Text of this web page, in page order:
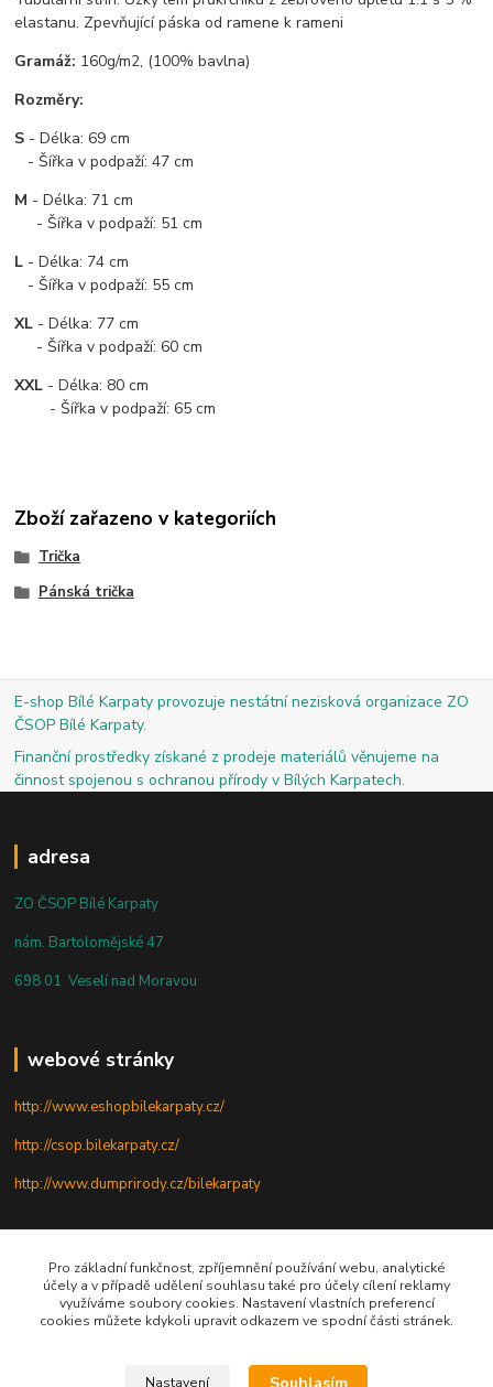
elastanu. Zpevňující páska od ramene k rameni
Gramáž: 160g/m2, (100% bavlna)
Rozměry:
S - Délka: 69 cm
- Šířka v podpaží: 47 cm
M - Délka: 71 cm
- Šířka v podpaží: 51 cm
L - Délka: 74 cm
- Šířka v podpaží: 55 cm
XL - Délka: 77 cm
- Šířka v podpaží: 60 cm
XXL - Délka: 80 cm
- Šířka v podpaží: 65 cm
Zboží zařazeno v kategoriích
Trička
Pánská trička
E-shop Bílé Karpaty provozuje nestátní nezisková organizace ZO
ČSOP Bílé Karpaty.
Finanční prostředky získané z prodeje materiálů věnujeme na
činnost spojenou s ochranou přírody v Bílých Karpatech.
adresa
ZO ČSOP Bílé Karpaty
nám. Bartolomějské 47
698 01 Veselí nad Moravou
webové stránky
http://www.eshopbilekarpaty.cz/
http://csop.bilekarpaty.cz/
http://www.dumprirody.cz/bilekarpaty
telefon
+420 725 437 882
Pro základní funkčnost, zpříjemnění používání webu, analytické
účely a v případě udělení souhlasu také pro účely cílení reklamy
využíváme soubory cookies. Nastavení vlastních preferencí
cookies můžete kdykoli upravit odkazem ve spodní části stránek.
Nastavení